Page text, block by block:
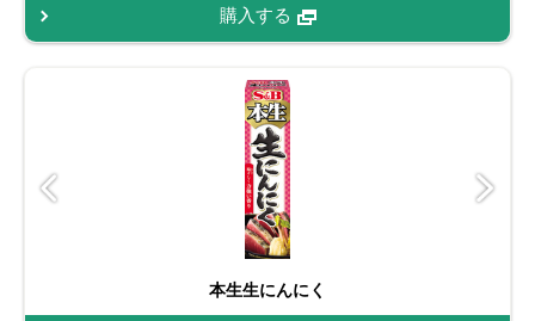
購入する
本生生にんにく